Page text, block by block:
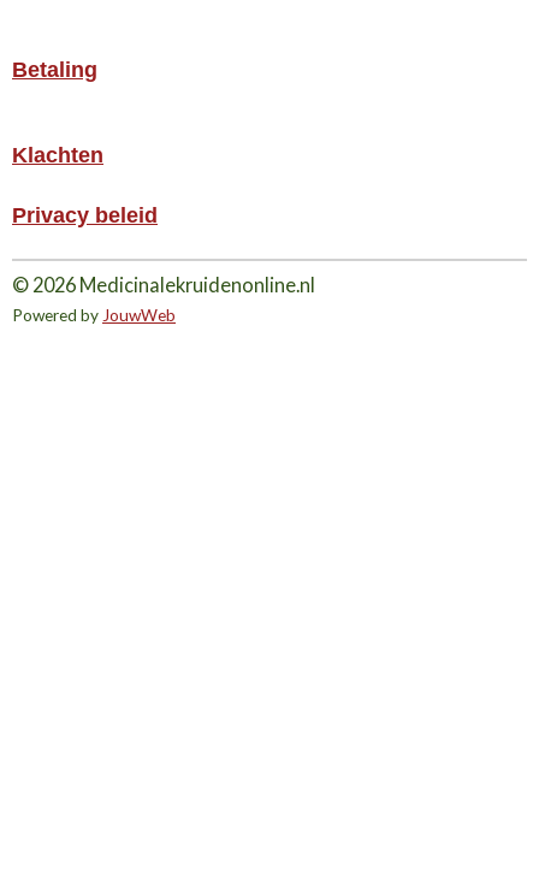
Betaling
Klachten
Privacy beleid
© 2026 Medicinalekruidenonline.nl
Powered by JouwWeb